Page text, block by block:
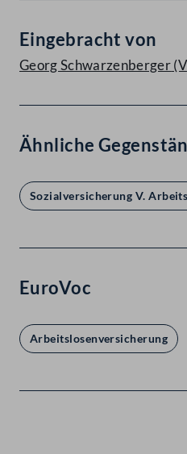
Eingebracht von
Georg Schwarzenberger
Ähnliche
Sozialversicherung V.
EuroVoc
Arbeitslosenversicherung